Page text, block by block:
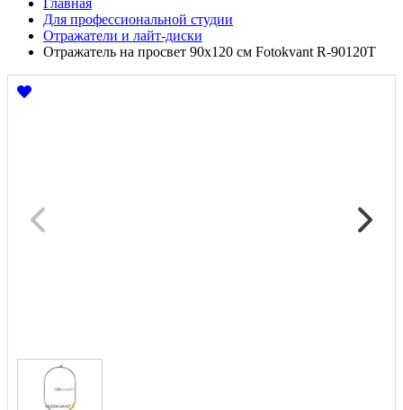
Главная
Для профессиональной студии
Отражатели и лайт-диски
Отражатель на просвет 90х120 см Fotokvant R-90120T